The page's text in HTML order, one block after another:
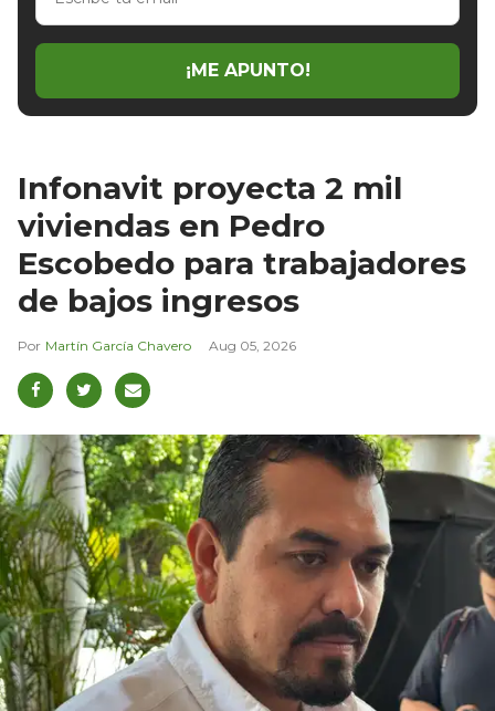
email
¡ME APUNTO!
Infonavit proyecta 2 mil
viviendas en Pedro
Escobedo para trabajadores
de bajos ingresos
Martín García Chavero Aug 05, 2026